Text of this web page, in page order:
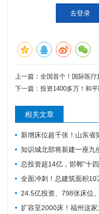
去登录
上一篇： 全国首个！国际医
下一篇： 投资1400多万！和
相关文章
新增床位超千张！山东省第二人民医院改扩建
知识城北部将新建一座九
总投资超14亿，邯郸"十四五"卫生
全面冲刺！总建筑面积10万平方米，华北理工大
24.5亿投资、798张床位、71亩占地！
扩容至2000床！福州这家三甲医院大动作